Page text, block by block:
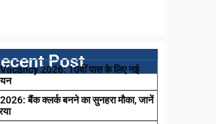
Post
2026: 10वीं पास के लिए नई
बैंक क्लर्क बनने का सुनहरा मौका, जानें